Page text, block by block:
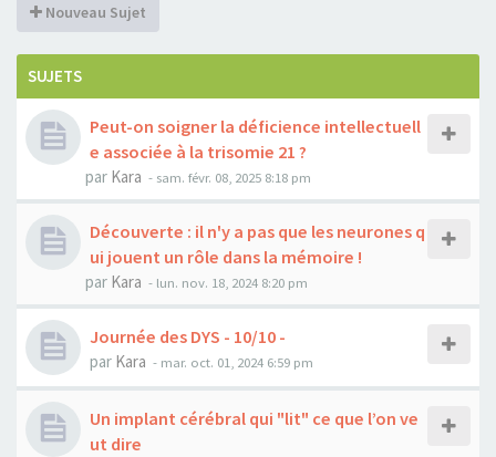
Nouveau Sujet
SUJETS
Peut-on soigner la déficience intellectuell
e associée à la trisomie 21 ?
par Kara - sam. févr. 08, 2025 8:18 pm
Découverte : il n'y a pas que les neurones q
ui jouent un rôle dans la mémoire !
par Kara - lun. nov. 18, 2024 8:20 pm
Journée des DYS - 10/10 -
par Kara - mar. oct. 01, 2024 6:59 pm
Un implant cérébral qui "lit" ce que l’on ve
ut dire